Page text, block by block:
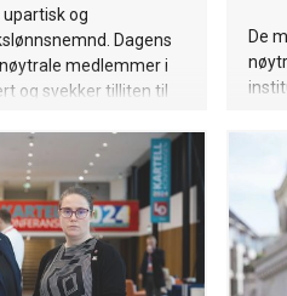
og
Dagens
medlemmer i
og svekker tilliten til
De